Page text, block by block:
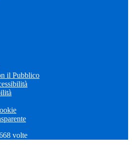
il Pubblico
volte